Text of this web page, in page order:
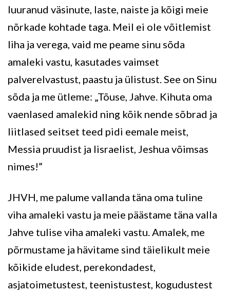
luuranud väsinute, laste, naiste ja kõigi meie
nõrkade kohtade taga. Meil ei ole võitlemist
liha ja verega, vaid me peame sinu sõda
amaleki vastu, kasutades vaimset
palverelvastust, paastu ja ülistust. See on Sinu
sõda ja me ütleme: „Tõuse, Jahve. Kihuta oma
vaenlased amalekid ning kõik nende sõbrad ja
liitlased seitset teed pidi eemale meist,
Messia pruudist ja Iisraelist, Jeshua võimsas
nimes!”
JHVH, me palume vallanda täna oma tuline
viha amaleki vastu ja meie päästame täna valla
Jahve tulise viha amaleki vastu. Amalek, me
põrmustame ja hävitame sind täielikult meie
kõikide eludest, perekondadest,
asjatoimetustest, teenistustest, kogudustest